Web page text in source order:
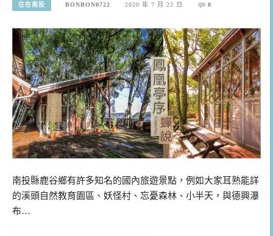
住在南投 BONBON0722 2020 年 7 月 22 日 0
南投縣鹿谷鄉有許多知名的國內旅遊景點，例如大家耳熟能詳
的溪頭自然教育園區、妖怪村、忘憂森林、小半天，與德興瀑
布…